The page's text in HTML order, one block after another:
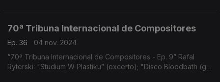
70ª Tribuna Internacional de Compositores
Ep. 36
04 nov. 2024
“70ª Tribuna Internacional de Compositores - Ep. 9” Rafal
Ryterski: "Studium W Plastiku” (excerto); "Disco Bloodbath (got